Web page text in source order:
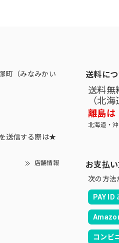
町（みなみかい
送信する際は★
店舗情報
送料に
送料無
（北
離島は
北海道・
お支払
次の方法
PAY ID
コンビ